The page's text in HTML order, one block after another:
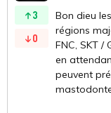
3
0
Bon dieu
régions
FNC, SKT /
en
peuvent